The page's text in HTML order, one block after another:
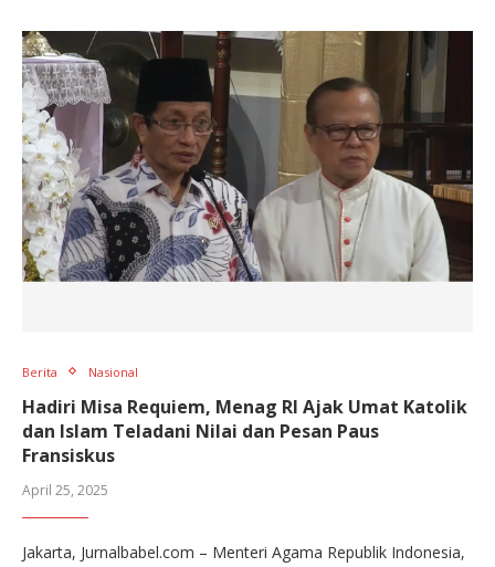
Berita Nasional
Hadiri Misa Requiem, Menag RI Ajak Umat Katolik
dan Islam Teladani Nilai dan Pesan Paus
Fransiskus
April 25, 2025
Jakarta, Jurnalbabel.com – Menteri Agama Republik Indonesia,